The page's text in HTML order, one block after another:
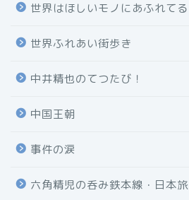
世界はほしいモノにあふれてる
世界ふれあい街歩き
中井精也のてつたび！
中国王朝
事件の涙
六角精児の呑み鉄本線・日本旅